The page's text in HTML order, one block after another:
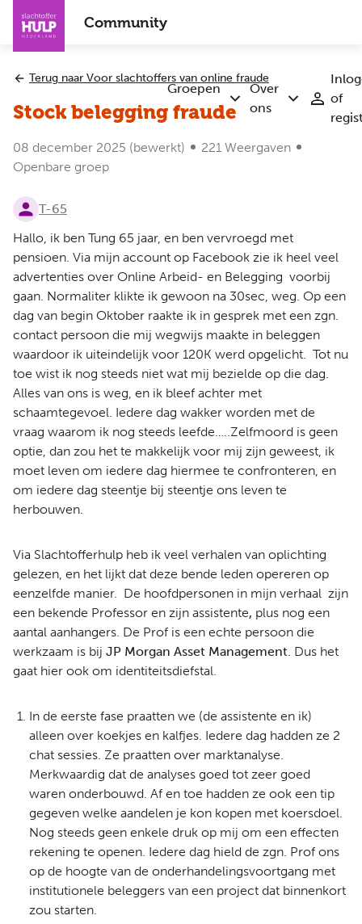
Overslaan
naar
inhoud
gaan
Community
Groepen
Submenu
Groepen
Over
ons
Submenu
of
Terug naar Voor slachtoffers van online fraude
Stock belegging fraude
08 december 2025 (bewerkt)
221 Weergaven
Openbare groep
T-65
Hallo, ik ben Tung 65 jaar, en ben vervroegd met
pensioen. Via mijn account op Facebook zie ik heel veel
advertenties over Online Arbeid- en Belegging voorbij
gaan. Normaliter klikte ik gewoon na 30sec, weg. Op een
dag van begin Oktober raakte ik in gesprek met een zgn.
contact persoon die mij wegwijs maakte in beleggen
waardoor ik uiteindelijk voor 120K werd opgelicht. Tot nu
toe wist ik nog steeds niet wat mij bezielde op die dag.
Alles van ons is weg, en ik bleef achter met
schaamtegevoel. Iedere dag wakker worden met de
vraag waarom ik nog steeds leefde…..Zelfmoord is geen
optie, dan zou het te makkelijk voor mij zijn geweest, ik
moet leven om iedere dag hiermee te confronteren, en
om iedere dag steentje bij steentje ons leven te
herbouwen.
Via Slachtofferhulp heb ik veel verhalen van oplichting
gelezen, en het lijkt dat deze bende leden opereren op
eenzelfde manier. De hoofdpersonen in mijn verhaal zijn
een bekende Professor en zijn assistente, plus nog een
aantal aanhangers. De Prof is een echte persoon die
werkzaam is bij JP Morgan Asset Management. Dus het
gaat hier ook om identiteitsdiefstal.
In de eerste fase praatten we (de assistente en ik)
alleen over koekjes en kalfjes. Iedere dag hadden ze 2
chat sessies. Ze praatten over marktanalyse.
Merkwaardig dat de analyses goed tot zeer goed
waren onderbouwd. Af en toe hadden ze ook een tip
gegeven welke aandelen je kon kopen met koersdoel.
Nog steeds geen enkele druk op mij om een effecten
rekening te openen. Iedere dag hield de zgn. Prof ons
op de hoogte van de onderhandelingsvoortgang met
institutionele beleggers van een project dat binnenkort
zou starten.